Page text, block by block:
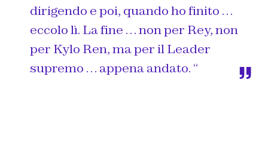
dirigendo e poi, quando ho finito …
eccolo lì. La fine … non per Rey, non
per Kylo Ren, ma per il Leader
supremo … appena andato. “